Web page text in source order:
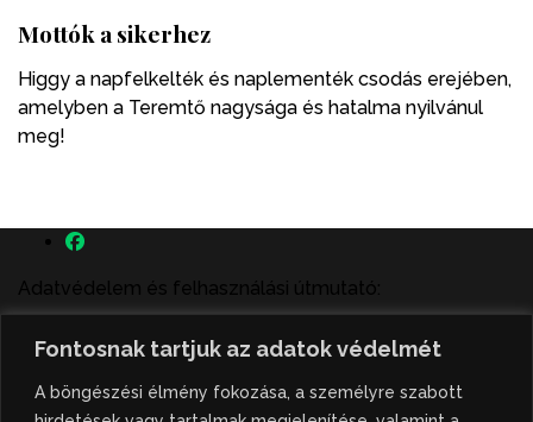
Fontosnak tartjuk az adatok védelmét
A böngészési élmény fokozása, a személyre szabott
Mottók a sikerhez
Higgy a napfelkelték és naplementék csodás erejében,
amelyben a Teremtő nagysága és hatalma nyilvánul
meg!
Adatvédelem és felhasználási útmutató:
A szenttamás.rs magyar nyelvű internetes hírportálon
megjelenő szerzői írások, a híranyag és minden egyéb
tartalom a portált működtető Gion Nándor Kulturális